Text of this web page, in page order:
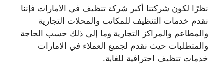
نظرًا لكون شركتنا أكبر شركة تنظيف في الامارات فإننا
نقدم خدمات التنظيف للمكاتب والمحلات التجارية
والمطاعم والمراكز التجارية وما إلى ذلك حسب الحاجة
والمتطلبات حيث نقدم لجميع العملاء في الامارات
خدمات تنظيف احترافية للغاية.